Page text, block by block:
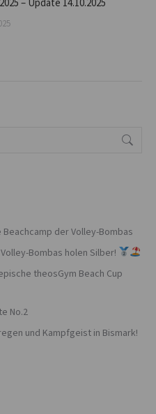
– Update 14.10.2025
der Volley-Bombas
Bombas holen Silber!
theosGym Beach Cup
No.2
und Kampfgeist in Bismark!